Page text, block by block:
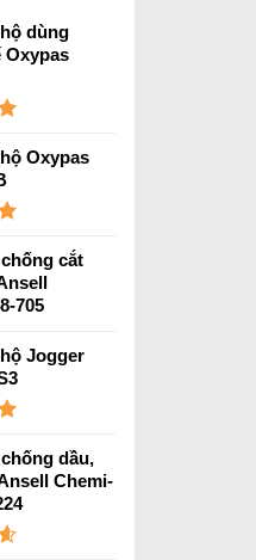
dùng
Oxypas
Oxypas
cắt
705
Jogger
dầu,
Chemi-